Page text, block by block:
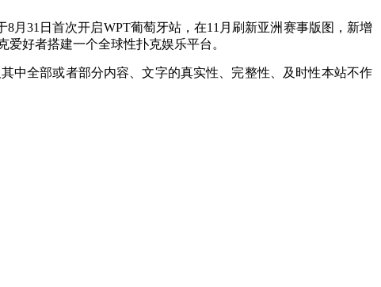
月31日首次开启WPT葡萄牙站，在11月刷新亚洲赛事版图，新增
好者搭建一个全球性扑克娱乐平台。
中全部或者部分内容、文字的真实性、完整性、及时性本站不作